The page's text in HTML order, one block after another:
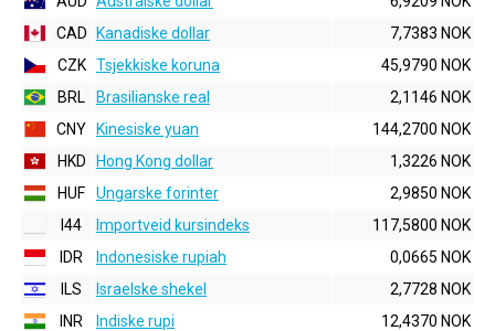
CAD
Kanadiske dollar
7,7383 NOK
CZK Tsjekkiske koruna
45,9790 NOK
BRL
Brasilianske real
2,1146 NOK
CNY
Kinesiske yuan
144,2700 NOK
HKD
Hong Kong dollar
1,3226 NOK
HUF
Ungarske forinter
2,9850 NOK
I44
Importveid kursindeks
117,5800 NOK
IDR
Indonesiske rupiah
0,0665 NOK
ILS
Israelske shekel
2,7728 NOK
INR
Indiske rupi
12,4370 NOK